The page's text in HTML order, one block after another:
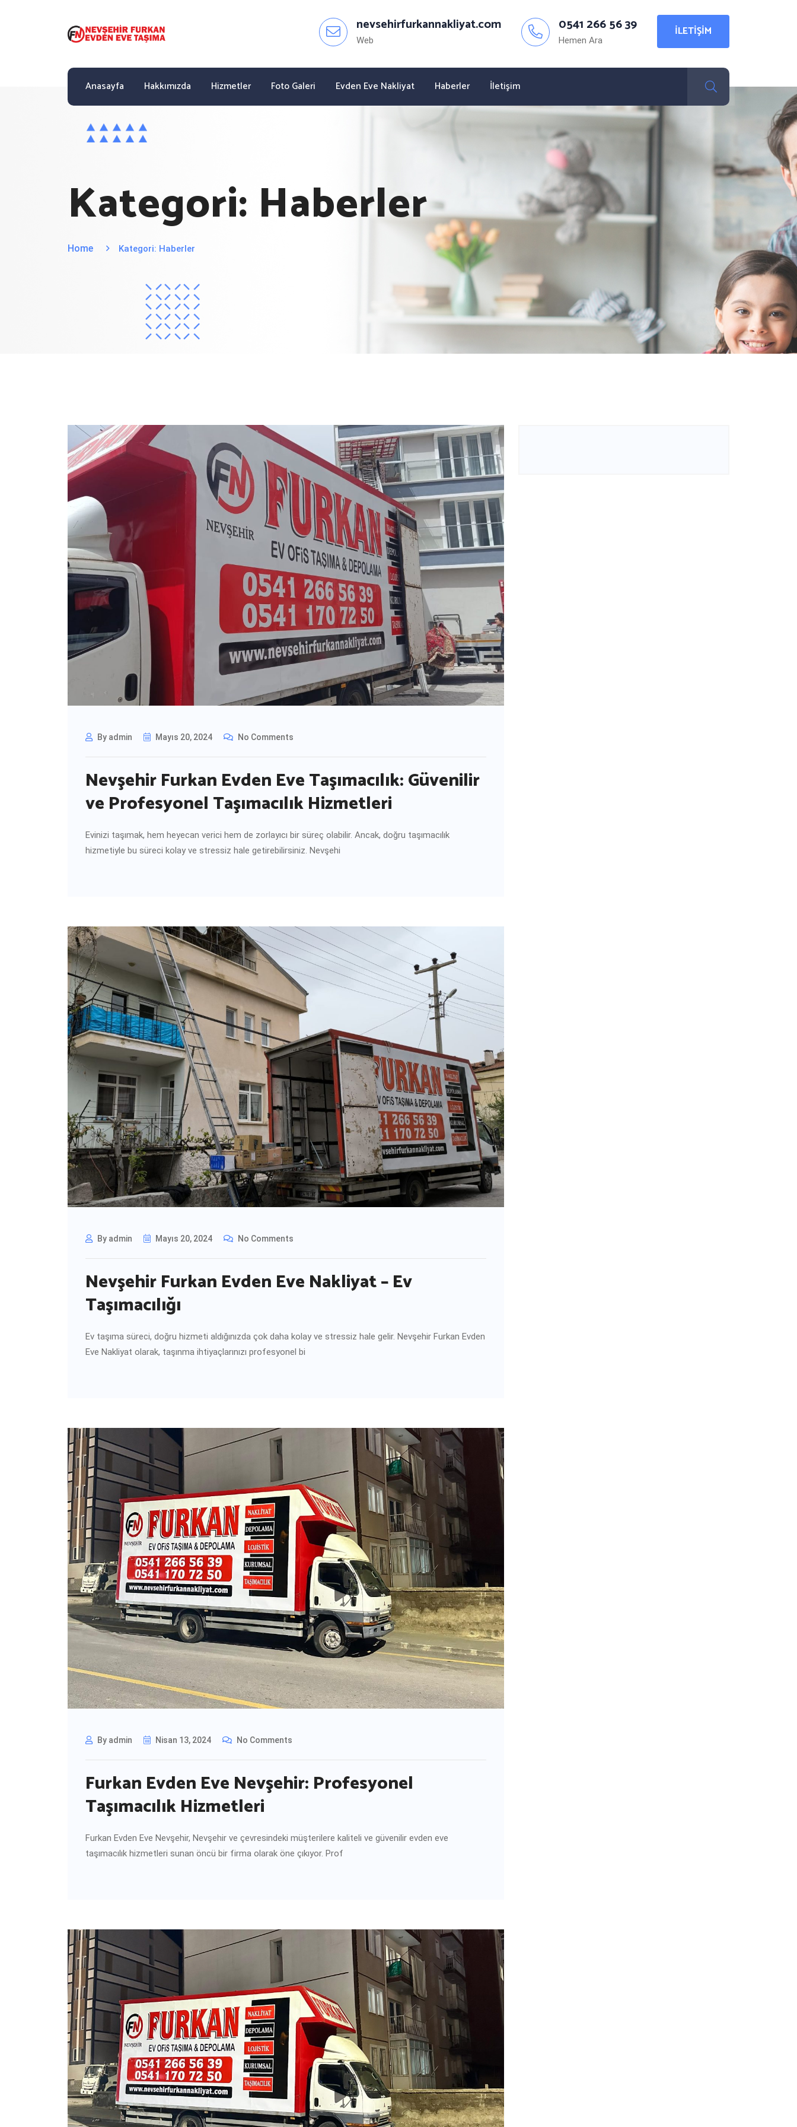
nevsehirfurkannakliyat.com
Web
0541 266 56 39
Hemen Ara
İLETIŞIM
Anasayfa Hakkımızda Hizmetler Foto Galeri Evden Eve Nakliyat Haberler İletişim
Kategori: Haberler
Home Kategori: Haberler
By admin Mayıs 20, 2024 No Comments
Nevşehir Furkan Evden Eve Taşımacılık: Güvenilir
ve Profesyonel Taşımacılık Hizmetleri
Evinizi taşımak, hem heyecan verici hem de zorlayıcı bir süreç olabilir. Ancak, doğru taşımacılık
hizmetiyle bu süreci kolay ve stressiz hale getirebilirsiniz. Nevşehi
By admin Mayıs 20, 2024 No Comments
Nevşehir Furkan Evden Eve Nakliyat – Ev
Taşımacılığı
Ev taşıma süreci, doğru hizmeti aldığınızda çok daha kolay ve stressiz hale gelir. Nevşehir Furkan Evden
Eve Nakliyat olarak, taşınma ihtiyaçlarınızı profesyonel bi
By admin Nisan 13, 2024 No Comments
Furkan Evden Eve Nevşehir: Profesyonel
Taşımacılık Hizmetleri
Furkan Evden Eve Nevşehir, Nevşehir ve çevresindeki müşterilere kaliteli ve güvenilir evden eve
taşımacılık hizmetleri sunan öncü bir firma olarak öne çıkıyor. Prof